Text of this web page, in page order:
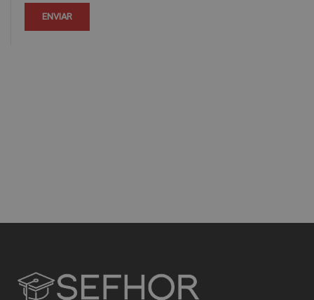
dirigiéndose a la dirección info@veiglerformacion.com.
Para más información consulte nuestra Política de Privacidad.
Desea recibir información comercial (vía telefónica y/o email):